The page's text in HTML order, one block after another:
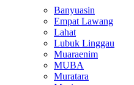
Banyuasin
Empat Lawang
Lahat
Lubuk Linggau
Muaraenim
MUBA
Muratara